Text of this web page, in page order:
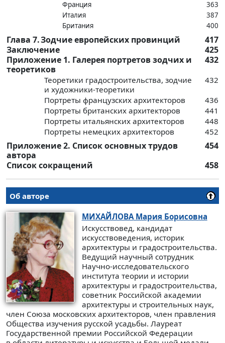
Франция
363
Италия
387
Британия
400
Глава 7.Зодчие европейских провинций
417
Заключение
425
Приложение 1. Галерея портретов зодчих и
теоретиков
432
Теоретики градостроительства, зодчие
и художники-теоретики
432
Портреты французских архитекторов
436
Портреты британских архитекторов
441
Портреты итальянских архитекторов
448
Портреты немецких архитекторов
452
Приложение 2. Список основных трудов
автора
454
Список сокращений
458
Об авторе
МИХАЙЛОВАМария Борисовна
Искусствовед, кандидат
искусствоведения, историк
архитектуры и градостроительства.
Ведущий научный сотрудник
Научно-исследовательского
института теории и истории
архитектуры и градостроительства,
советник Российской академии
архитектуры и строительных наук,
член Союза московских архитекторов, член правления
Общества изучения русской усадьбы. Лауреат
Государственной премии Российской Федерации